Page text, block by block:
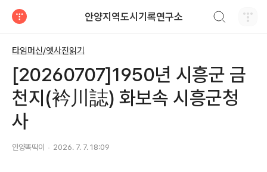
안양지역도시기록연구소
타임머신/옛사진읽기
[20260707]1950년 시흥군 금
천지(衿川誌) 화보속 시흥군청
사
안양똑딱이 2026. 7. 7. 18:09